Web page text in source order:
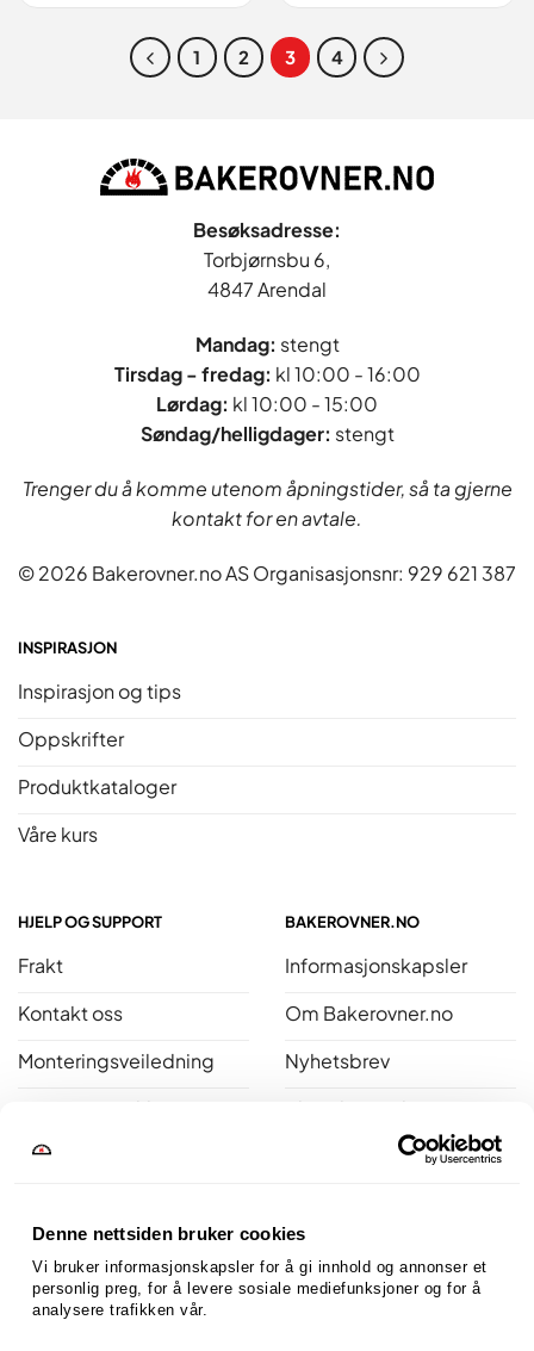
Denne nettsiden bruker cookies
Vi bruker informasjonskapsler for å gi innhold og annonser et
personlig preg, for å levere sosiale mediefunksjoner og for å
analysere trafikken vår.
1 2 3 4
Besøksadresse:
Torbjørnsbu 6,
4847 Arendal
Mandag: stengt
Tirsdag - fredag: kl 10:00 - 16:00
Lørdag: kl 10:00 - 15:00
Søndag/helligdager: stengt
Trenger du å komme utenom åpningstider, så ta gjerne
kontakt for en avtale.
© 2026 Bakerovner.no AS Organisasjonsnr: 929 621 387
INSPIRASJON
Inspirasjon og tips
Oppskrifter
Produktkataloger
Våre kurs
HJELP OG SUPPORT
Frakt
Kontakt oss
Monteringsveiledning
Personvernerklæring
Salgsbetingelser
BAKEROVNER.NO
Informasjonskapsler
Om Bakerovner.no
Nyhetsbrev
Bli ambassadør